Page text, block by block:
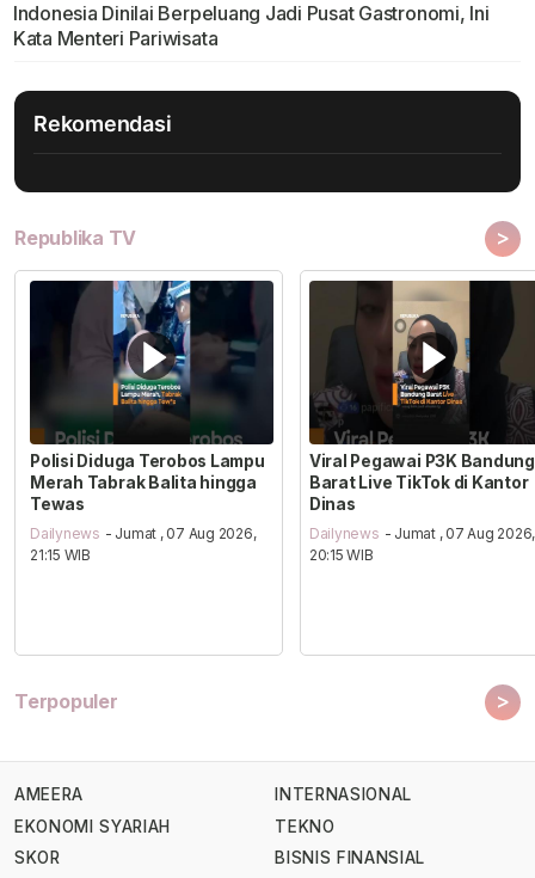
Indonesia Dinilai Berpeluang Jadi Pusat Gastronomi, Ini
Kata Menteri Pariwisata
Rekomendasi
Republika TV >
Polisi Diduga Terobos Lampu
Merah Tabrak Balita hingga
Tewas
Dailynews - Jumat , 07 Aug 2026,
21:15 WIB
Viral Pegawai P3K Bandung
Barat Live TikTok di Kantor
Dinas
Dailynews - Jumat , 07 Aug 2026,
20:15 WIB
Terpopuler >
AMEERA
EKONOMI SYARIAH
SKOR
INTERNASIONAL
TEKNO
BISNIS FINANSIAL